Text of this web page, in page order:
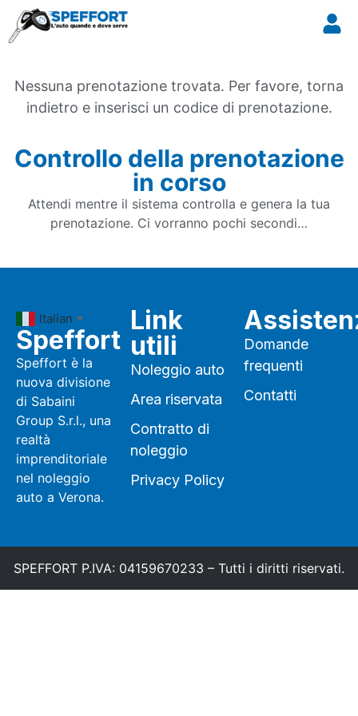
Nessuna prenotazione trovata. Per favore, torna
indietro e inserisci un codice di prenotazione.
Controllo della prenotazione
in corso
Attendi mentre il sistema controlla e genera la tua
prenotazione. Ci vorranno pochi secondi…
Italian ▼
Speffort
Speffort è la
nuova divisione
di Sabaini
Group S.r.l., una
realtà
imprenditoriale
nel noleggio
auto a Verona.
Link
utili
Noleggio auto
Area riservata
Contratto di
noleggio
Privacy Policy
Domande
frequenti
Contatti
SPEFFORT P.IVA: 04159670233 – Tutti i diritti riservati.